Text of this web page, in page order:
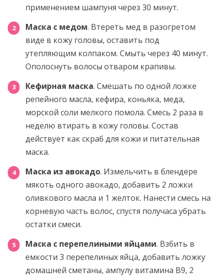
применением шампуня через 30 минут.
Маска с медом. Втереть мед в разогретом
виде в кожу головы, оставить под
утепляющим колпаком. Смыть через 40 минут.
Ополоснуть волосы отваром крапивы.
Кефирная маска. Смешать по одной ложке
репейного масла, кефира, коньяка, меда,
морской соли мелкого помола. Смесь 2 раза в
неделю втирать в кожу головы. Состав
действует как скраб для кожи и питательная
маска.
Маска из авокадо. Измельчить в блендере
мякоть одного авокадо, добавить 2 ложки
оливкового масла и 1 желток. Нанести смесь на
корневую часть волос, спустя получаса убрать
остатки смеси.
Маска с перепелиными яйцами. Взбить в
емкости 3 перепелиных яйца, добавить ложку
домашней сметаны, ампулу витамина В9, 2